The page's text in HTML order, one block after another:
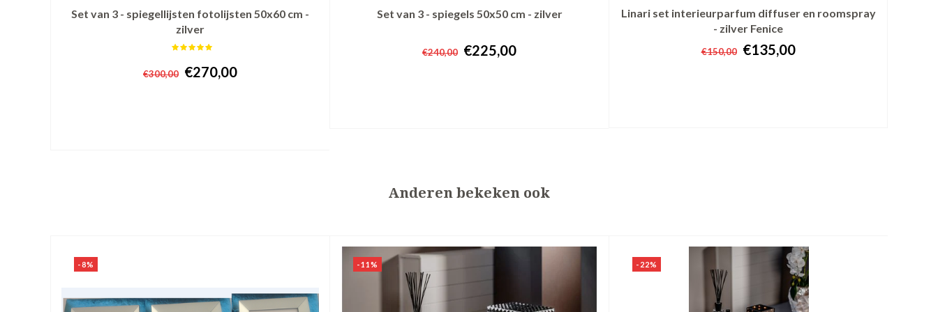
Set van 3 - spiegellijsten fotolijsten 50x60 cm -
zilver
€300,00 €270,00
Set van 3 - spiegels 50x50 cm - zilver
€240,00 €225,00
Linari set interieurparfum diffuser en roomspray
- zilver Fenice
€150,00 €135,00
Anderen bekeken ook
-8% -11% -22%